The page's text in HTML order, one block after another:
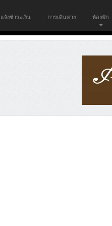
แจ้งชำระเงิน การเดินทาง ห้องพัก